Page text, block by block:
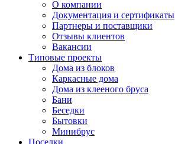
О компании
Документация и сертификаты
Партнеры и поставщики
Отзывы клиентов
Вакансии
Типовые проекты
Дома из блоков
Каркасные дома
Дома из клееного бруса
Бани
Беседки
Бытовки
Минибрус
Поселки